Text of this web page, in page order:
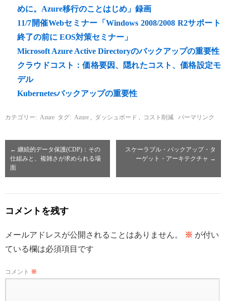
めに。Azure移行のことはじめ」録画
11/7開催Webセミナー「Windows 2008/2008 R2サポート
終了の前に EOS対策セミナー」
Microsoft Azure Active Directoryのバックアップの重要性
クラウドコスト：価格要因、隠れたコスト、価格設定モ
デル
Kubernetesバックアップの重要性
カテゴリー: Azure タグ: Azure ダッシュボード コスト削減 パーマリンク
← 継続的データ保護(CDP)：その
仕組みと、複雑さが求められる場
面
スケーラブル・バックアップ・タ
ーゲット・アーキテクチャ →
コメントを残す
メールアドレスが公開されることはありません。 ※ が付い
ている欄は必須項目です
コメント ※